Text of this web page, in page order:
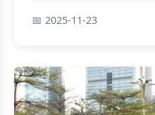
2025-11-23